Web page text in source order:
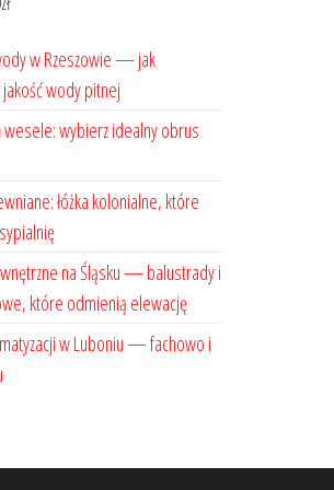
w Rzeszowie — jak
wody pitnej
wesele: wybierz idealny obrus
łóżka kolonialne, które
na Śląsku — balustrady i
które odmienią elewację
w Luboniu — fachowo i